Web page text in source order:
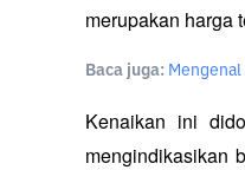
merupakan harga
Baca juga: Mengenal
Kenaikan ini
mengindikasikan